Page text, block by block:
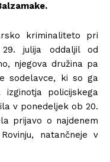
kriminaliteto pri
julija oddaljil od
njegova družina pa
sodelavce, ki so ga
policijskega
v ponedeljek ob 20.
prijavo o najdenem
natančneje v